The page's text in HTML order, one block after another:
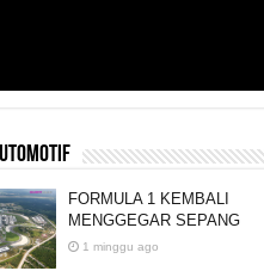
FORMULA 1 KEMBALI
MENGGEGAR SEPANG
1 minggu ago